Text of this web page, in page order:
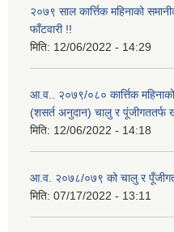
२०७९ साल कार्त्तिक महिनाको
फाँटवारी !!
मिति: 12/06/2022 - 14:29
आ.व.. २०७९/०८० कार्त्तिक
(शसर्त अनुदान) चालु र पूंजीगततर्फ
मिति: 12/06/2022 - 14:18
आ.व. २०७८/०७९ को चालु र पूँजीगत
मिति: 07/17/2022 - 13:11